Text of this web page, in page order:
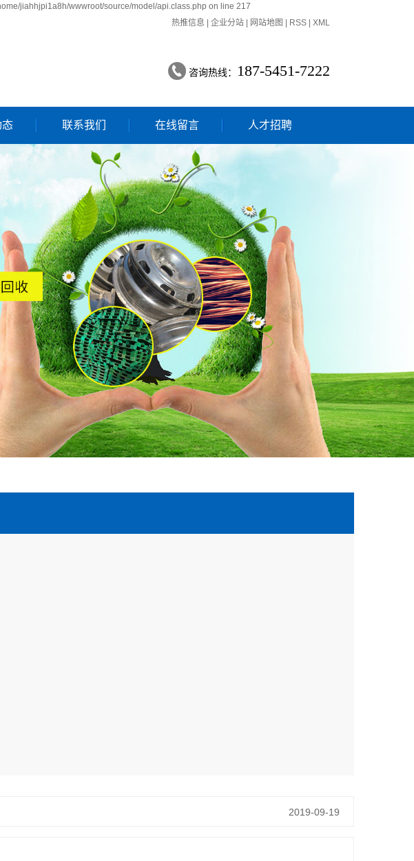
jiahhjpi1a8h/wwwroot/source/model/api.class.php on line 217
热推信息 企业分站 网站地图 RSS XML
咨询热线： 187-5451-7222
态 联系我们 在线留言 人才招聘
2019-09-19